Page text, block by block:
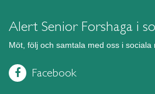
Alert Senior Forshaga i
Möt, följ och samtala med oss i sociala
Facebook